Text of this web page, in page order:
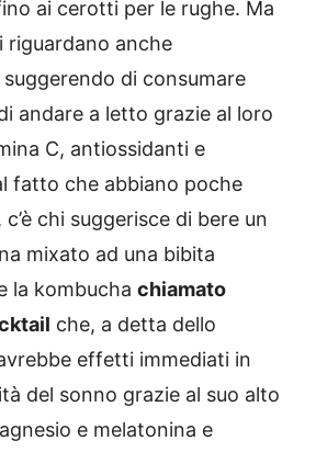
ai cerotti per le rughe. Ma
riguardano anche
suggerendo di consumare
andare a letto grazie al loro
C, antiossidanti e
fatto che abbiano poche
chi suggerisce di bere un
mixato ad una bibita
la kombucha chiamato
che, a detta dello
effetti immediati in
del sonno grazie al suo alto
e melatonina e